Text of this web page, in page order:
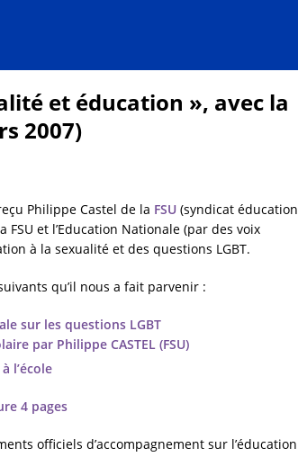
et éducation », avec la
2007)
Philippe Castel de la FSU (syndicat éducation
et l’Education Nationale (par des voix
à la sexualité et des questions LGBT.
qu’il nous a fait parvenir :
sur les questions LGBT
par Philippe CASTEL (FSU)
l’école
4 pages
officiels d’accompagnement sur l’éducation